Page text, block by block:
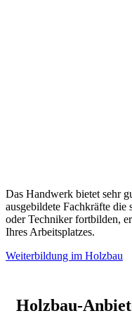
Das Handwerk bietet sehr
ausgebildete Fachkräfte
oder Techniker fortbilden,
Ihres Arbeitsplatzes.
Weiterbildung im Holzbau
Holzbau-